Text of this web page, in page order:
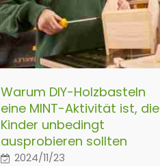
Warum DIY-Holzbasteln
eine MINT-Aktivität ist, die
Kinder unbedingt
ausprobieren sollten
2024/11/23